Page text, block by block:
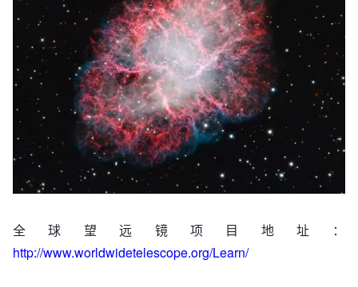
全球望远镜项目地址：
http://www.worldwidetelescope.org/Learn/